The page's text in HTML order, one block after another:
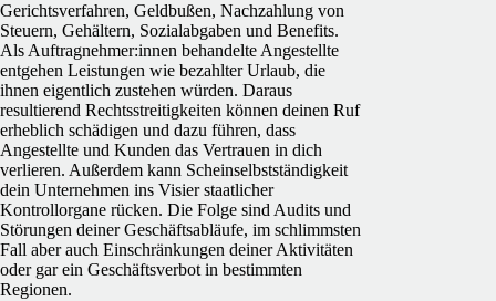
Gerichtsverfahren, Geldbußen, Nachzahlung von
Steuern, Gehältern, Sozialabgaben und Benefits.
Als Auftragnehmer:innen behandelte Angestellte
entgehen Leistungen wie bezahlter Urlaub, die
ihnen eigentlich zustehen würden. Daraus
resultierend Rechtsstreitigkeiten können deinen Ruf
erheblich schädigen und dazu führen, dass
Angestellte und Kunden das Vertrauen in dich
verlieren. Außerdem kann Scheinselbstständigkeit
dein Unternehmen ins Visier staatlicher
Kontrollorgane rücken. Die Folge sind Audits und
Störungen deiner Geschäftsabläufe, im schlimmsten
Fall aber auch Einschränkungen deiner Aktivitäten
oder gar ein Geschäftsverbot in bestimmten
Regionen.